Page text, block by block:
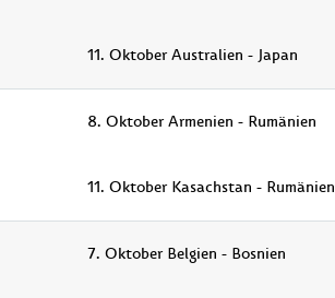
11. Oktober Australien - Japan
8. Oktober Armenien - Rumänien
11. Oktober Kasachstan - Rumänien
7. Oktober Belgien - Bosnien